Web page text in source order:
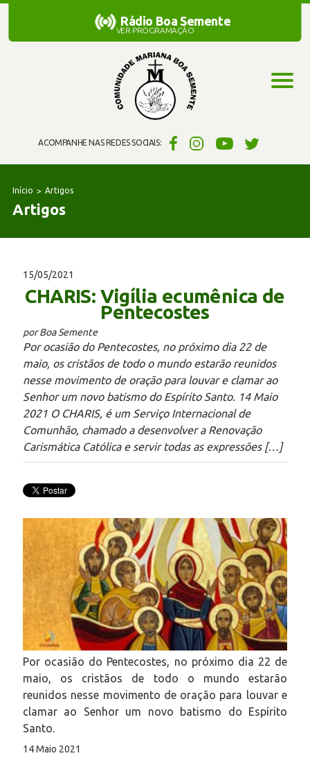
ACOMPANHE NAS REDES SOCIAIS:
Rádio Boa Semente
Rádio Boa Semente
VER PROGRAMAÇÃO
Início Artigos
Artigos
15/05/2021
CHARIS: Vigília ecumênica de
Pentecostes
por Boa Semente
Por ocasião do Pentecostes, no próximo dia 22 de
maio, os cristãos de todo o mundo estarão reunidos
nesse movimento de oração para louvar e clamar ao
Senhor um novo batismo do Espírito Santo. 14 Maio
2021 O CHARIS, é um Serviço Internacional de
Comunhão, chamado a desenvolver a Renovação
Carismática Católica e servir todas as expressões […]
Por ocasião do Pentecostes, no próximo dia 22 de
maio, os cristãos de todo o mundo estarão
reunidos nesse movimento de oração para louvar e
clamar ao Senhor um novo batismo do Espírito
Santo.
14 Maio 2021